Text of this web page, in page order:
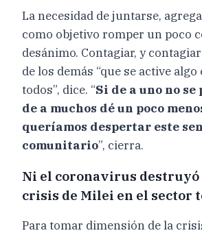
La necesidad de juntarse,
como objetivo romper un poco
desánimo. Contagiar, y
de los demás “que se active algo
todos”, dice. “Si de a uno no se
de a muchos dé un poco
queríamos despertar este
comunitario”, cierra.
Ni el coronavirus destruyó
crisis de Milei en el sector
Para tomar dimensión de la